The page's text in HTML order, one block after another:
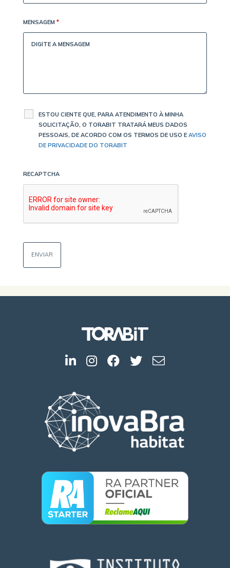
MENSAGEM *
ESTOU CIENTE QUE, PARA ATENDIMENTO À MINHA
SOLICITAÇÃO, O TORABIT TRATARÁ MEUS DADOS
PESSOAIS, DE ACORDO COM OS TERMOS DE USO E AVISO
DE PRIVACIDADE DO TORABIT
RECAPTCHA